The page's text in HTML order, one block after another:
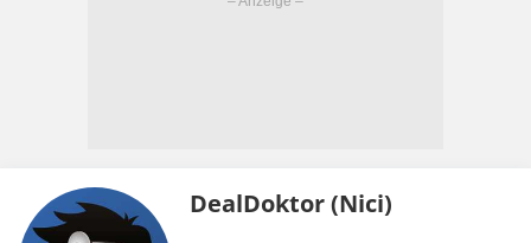
DealDoktor (Nici)